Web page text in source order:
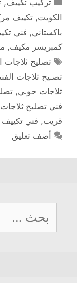
تركيب تكييف,
الكويت, تكييف
باكستاني, فني
كمبريسر مكيف,
الوسوم
تصليح ثلاجات
تصليح ثلاجات
ثلاجات حولي,
فني تصليح ثلاجات
قريب, فني
أضف تعليق
عن: